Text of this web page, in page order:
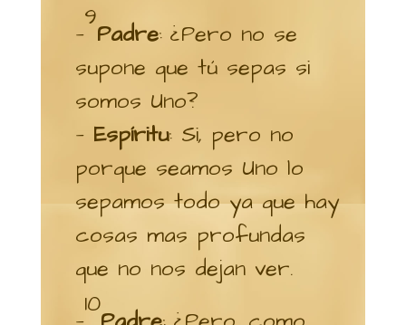
—
9
Padre: ¿Pero no se
supone que tú sepas si
somos Uno?
— Espíritu: Si, pero no
porque seamos Uno lo
sepamos todo ya que hay
cosas mas profundas
que no nos dejan ver.
10